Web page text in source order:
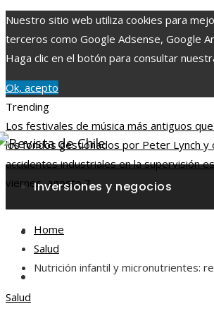
Nuestro sitio web utiliza cookies para
terceros como Google Adsense, Google
Haga clic en el botón para consultar
Ok, acepto
Trending
Los festivales de música más antiguos
los fondos gestionados por Peter Lynch
accidentes industriales en la supervisión
viernes, agosto 7
Inversiones y negocios
Responsabilidad social
Ciencia y tecnología
Home
Salud
Nutrición infantil y micronutrientes:
Salud